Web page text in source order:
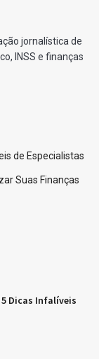
jornalística de
INSS e finanças
de Especialistas
Suas Finanças
5 Dicas Infalíveis